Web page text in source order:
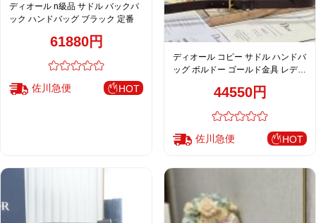
ディオール n級品 サドル バックパ
ック ハンドバッグ ブラック 定番
61880円
佐川急便 HOT
ディオール コピー サドル ハンドバ
ッグ ボルドー ゴールド金具 レディ
44550円
佐川急便 HOT